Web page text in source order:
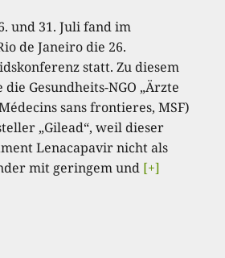
und 31. Juli fand im
de Janeiro die 26.
statt. Zu diesem
Gesundheits-NGO „Ärzte
sans frontieres, MSF)
„Gilead“, weil dieser
Lenacapavir nicht als
mit geringem und [+]